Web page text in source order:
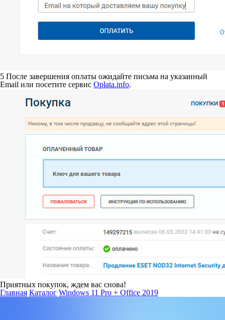
5 После завершения оплаты ожидайте письма на указанный
Email или посетите сервис Oplata.info.
Приятных покупок, ждем вас снова!
Главная Каталог Windows 11 Pro + Office 2019